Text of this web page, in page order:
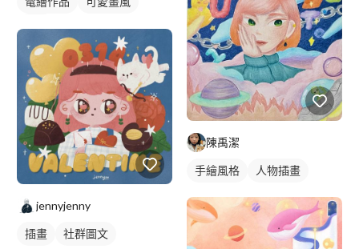
jennyjenny
插畫 社群圖文
陳禹潔
手繪風格 人物插畫